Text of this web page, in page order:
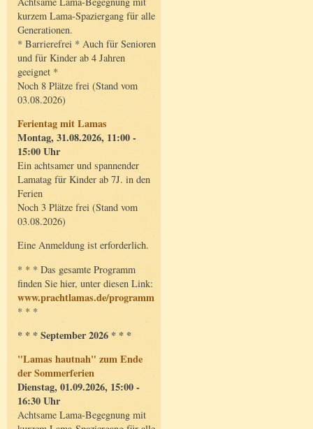
kurzem Lama-Spaziergang für alle
Generationen.
* Barrierefrei * Auch für Senioren
und für Kinder ab 4 Jahren
geeignet *
Noch 8 Plätze frei (Stand vom
03.08.2026)
Ferientag mit Lamas
Montag, 31.08.2026, 11:00 -
15:00 Uhr
Ein achtsamer und spannender
Lamatag für Kinder ab 7J. in den
Ferien
Noch 3 Plätze frei (Stand vom
03.08.2026)
Eine Anmeldung ist erforderlich.
* * * Das gesamte Programm
finden Sie hier, unter diesen Link:
www.prachtlamas.de/programm
* * *
* * * September 2026 * * *
"Lamas hautnah" zum Ende
der Sommerferien
Dienstag, 01.09.2026, 15:00 -
16:30 Uhr
Achtsame Lama-Begegnung mit